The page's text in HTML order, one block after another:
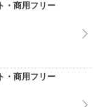
・商用フリー
・商用フリー